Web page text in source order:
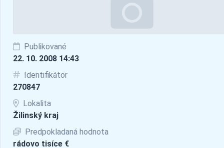
Publikované
22. 10. 2008 14:43
Identifikátor
270847
Lokalita
Žilinský kraj
Predpokladaná hodnota
rádovo tisíce €